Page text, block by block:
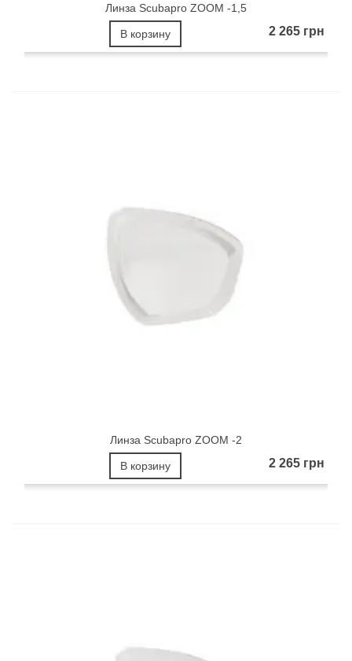
Линза Scubapro ZOOM -1,5
2 265 грн
В корзину
Линза Scubapro ZOOM -2
2 265 грн
В корзину